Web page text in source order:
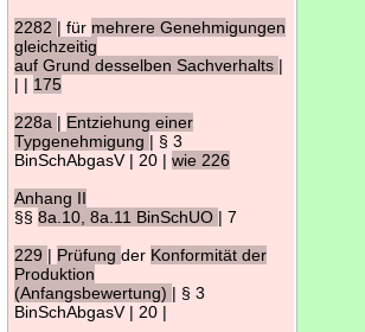
2282 | für mehrere Genehmigungen
gleichzeitig
auf Grund desselben Sachverhalts |
| | 175
228a | Entziehung einer
Typgenehmigung | § 3
BinSchAbgasV | 20 |wie 226
Anhang II
§§8a.10, 8a.11 BinSchUO | 7
229 | Prüfungder Konformität der
Produktion
(Anfangsbewertung) | § 3
BinSchAbgasV | 20 |